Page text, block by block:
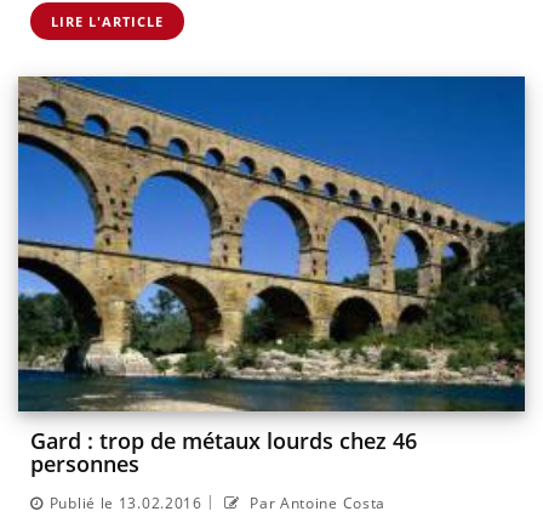
LIRE L'ARTICLE
Gard : trop de métaux lourds chez 46
personnes
Publié le 13.02.2016 | Par Antoine Costa